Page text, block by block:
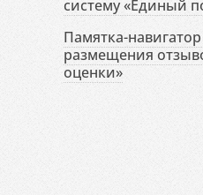
систему «Единый
Памятка-
размещения
оценки»